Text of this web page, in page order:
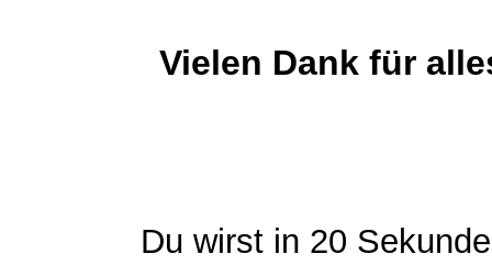
Vielen Dank für
Du wirst in 20